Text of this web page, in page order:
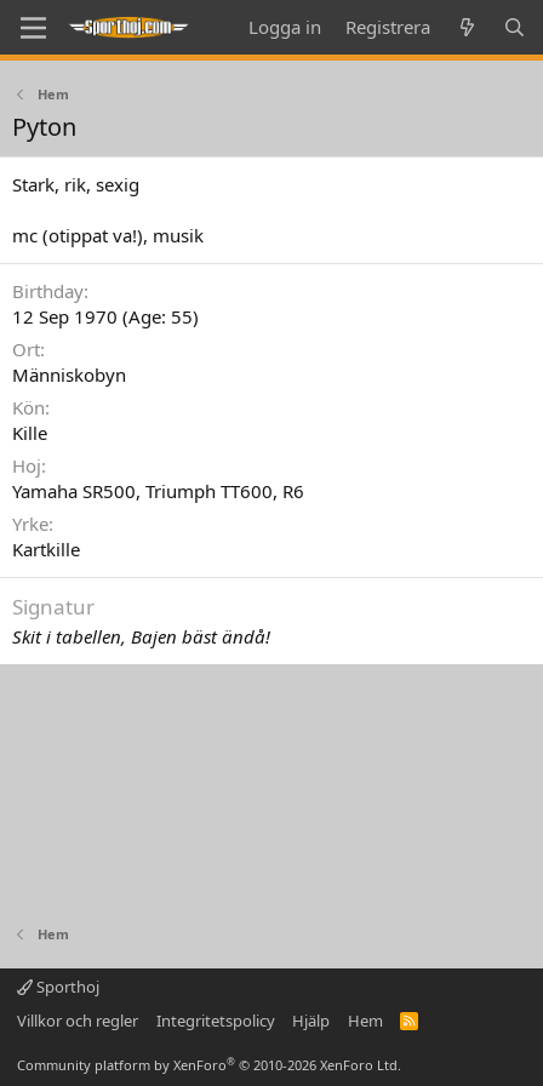
Logga in Registrera
Hem
Pyton
Stark, rik, sexig
mc (otippat va!), musik
Birthday
12 Sep 1970 (Age: 55)
Ort
Människobyn
Kön
Kille
Hoj
Yamaha SR500, Triumph TT600, R6
Yrke
Kartkille
Signatur
Skit i tabellen, Bajen bäst ändå!
Hem
Sporthoj
Villkor och regler
Integritetspolicy Hjälp Hem
R
Community platform by XenForo® © 2010-2026 XenForo Ltd.